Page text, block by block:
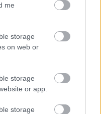
me
storage
on web or
storage
or app.
storage
ellenzéki
míg a
tartott. A
Gyurcsány
Anna beszédei
a pártvezérek
Tetszik 0